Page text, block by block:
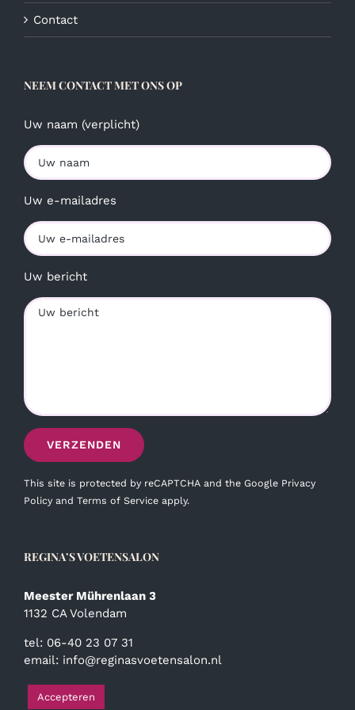
Contact
NEEM CONTACT MET ONS OP
Uw naam (verplicht)
Uw e-mailadres
Uw bericht
This site is protected by reCAPTCHA and the Google Privacy
Policy and Terms of Service apply.
REGINA’S VOETENSALON
Meester Mührenlaan 3
1132 CA Volendam
tel: 06-40 23 07 31
email: info@reginasvoetensalon.nl
Accepteren